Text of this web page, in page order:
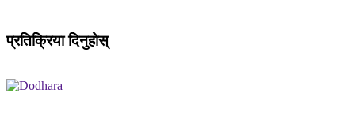
प्रतिक्रिया दिनुहोस्